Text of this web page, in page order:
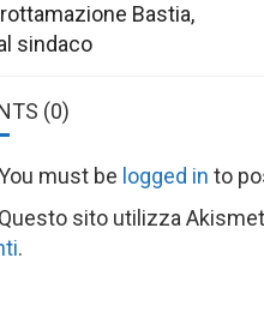
Bastia,
sindaco
(0)
must be logged in to
Questo sito utilizza
.